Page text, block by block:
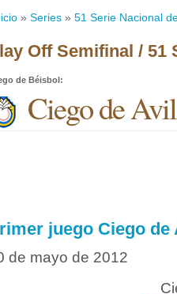
» Series » 51 Serie Nacional
Off Semifinal / 51
de Béisbol:
Ciego de
juego Ciego
de mayo de 2012